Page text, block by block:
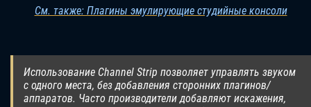
См. также: Плагины эмулирующие студийные консоли
Использование Channel Strip позволяет управлять звуком
с одного места, без добавления сторонних плагинов/
аппаратов. Часто производители добавляют искажения,